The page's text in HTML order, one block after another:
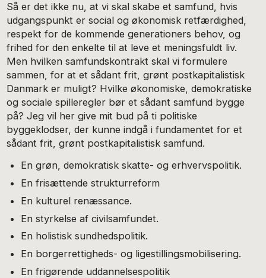
Så er det ikke nu, at vi skal skabe et samfund, hvis
udgangspunkt er social og økonomisk retfærdighed,
respekt for de kommende generationers behov, og
frihed for den enkelte til at leve et meningsfuldt liv.
Men hvilken samfundskontrakt skal vi formulere
sammen, for at et sådant frit, grønt postkapitalistisk
Danmark er muligt? Hvilke økonomiske, demokratiske
og sociale spilleregler bør et sådant samfund bygge
på? Jeg vil her give mit bud på ti politiske
byggeklodser, der kunne indgå i fundamentet for et
sådant frit, grønt postkapitalistisk samfund.
En grøn, demokratisk skatte- og erhvervspolitik.
En frisættende strukturreform
En kulturel renæssance.
En styrkelse af civilsamfundet.
En holistisk sundhedspolitik.
En borgerrettigheds- og ligestillingsmobilisering.
En frigørende uddannelsespolitik